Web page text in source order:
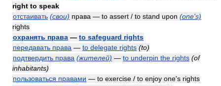
right to speak
отстаивать (свои) права — to assert / to stand upon (one's)
rights
охранять права — to safeguard rights
передавать права — to delegate rights (to)
подтвердить права (жителей) — to underpin the rights (of
inhabitants)
пользоваться правами — to exercise / to enjoy one's rights